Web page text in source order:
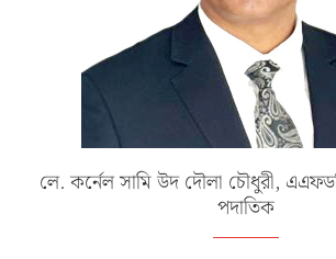
লে. কর্নেল সামি উদ দৌলা চৌধুরী,
পদাতিক